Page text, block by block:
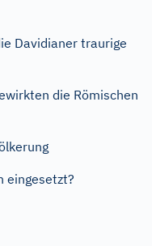
Davidianer traurige
die Römischen
eingesetzt?